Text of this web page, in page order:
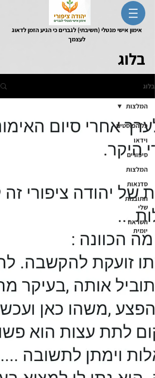
אימון אישי מנטלי (חשיבתי) לגברים כי הגיע הזמן לדאוג
לעצמך
בלוג
בלוג
כל הפוסטים
וידאו
סיפורים
המלצות
סדנאות
התובנות
שלי
השראה
יומית
המלצות